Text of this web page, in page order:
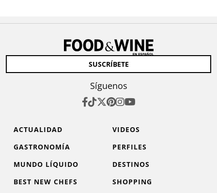
SUSCRÍBETE
Síguenos
ACTUALIDAD
VIDEOS
GASTRONOMÍA
PERFILES
MUNDO LÍQUIDO
DESTINOS
BEST NEW CHEFS
SHOPPING